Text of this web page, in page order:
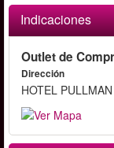
Indicaciones
Outlet de
Dirección
HOTEL